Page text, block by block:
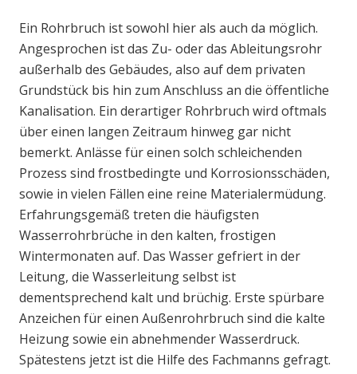
Ein Rohrbruch ist sowohl hier als auch da möglich.
Angesprochen ist das Zu- oder das Ableitungsrohr
außerhalb des Gebäudes, also auf dem privaten
Grundstück bis hin zum Anschluss an die öffentliche
Kanalisation. Ein derartiger Rohrbruch wird oftmals
über einen langen Zeitraum hinweg gar nicht
bemerkt. Anlässe für einen solch schleichenden
Prozess sind frostbedingte und Korrosionsschäden,
sowie in vielen Fällen eine reine Materialermüdung.
Erfahrungsgemäß treten die häufigsten
Wasserrohrbrüche in den kalten, frostigen
Wintermonaten auf. Das Wasser gefriert in der
Leitung, die Wasserleitung selbst ist
dementsprechend kalt und brüchig. Erste spürbare
Anzeichen für einen Außenrohrbruch sind die kalte
Heizung sowie ein abnehmender Wasserdruck.
Spätestens jetzt ist die Hilfe des Fachmanns gefragt.